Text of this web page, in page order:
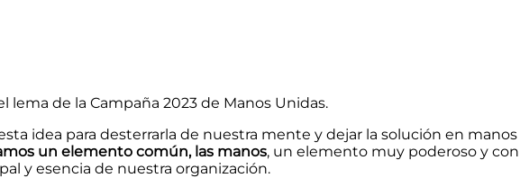
lema de la Campaña 2023 de Manos Unidas.
idea para desterrarla de nuestra mente y dejar la solución en
un elemento común, las manos, un elemento muy poderoso y
y esencia de nuestra organización.